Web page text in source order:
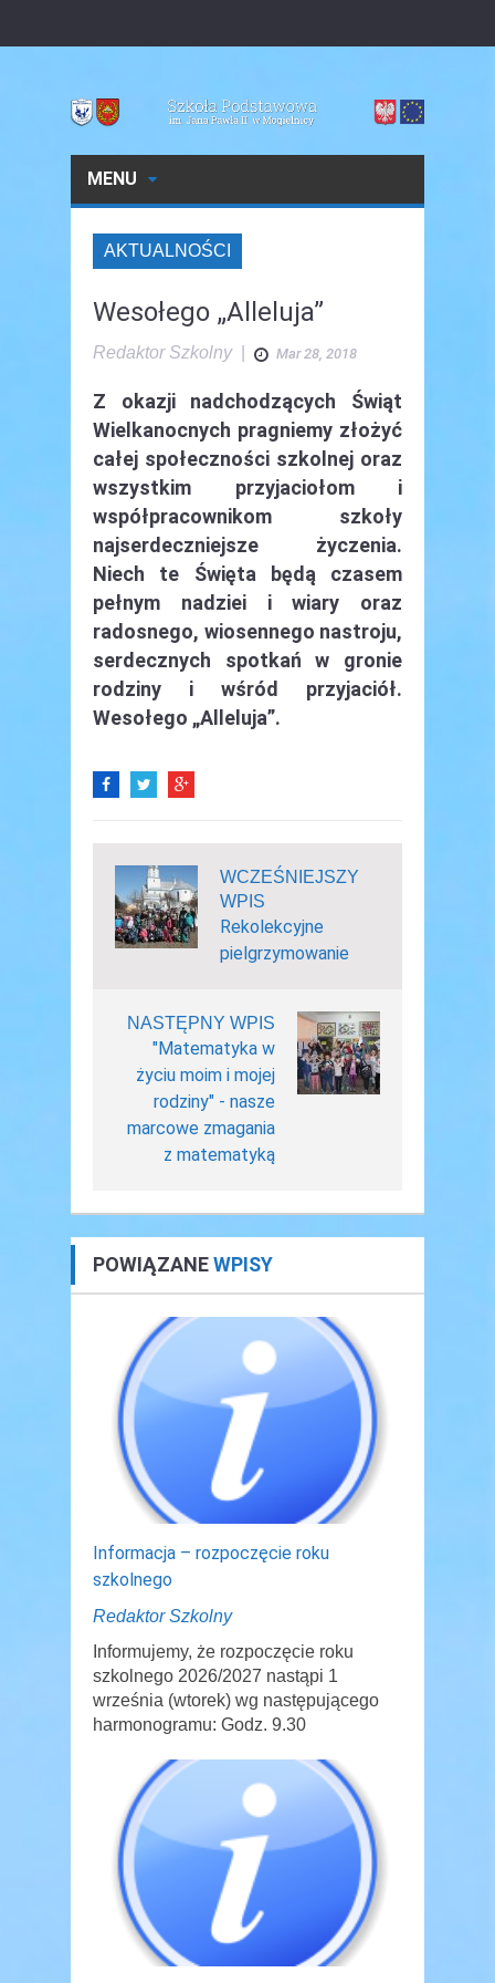
MENU
AKTUALNOŚCI
Wesołego „Alleluja”
Redaktor Szkolny| Mar 28, 2018
Z okazji nadchodzących Świąt
Wielkanocnych pragniemy złożyć
całej społeczności szkolnej oraz
wszystkim przyjaciołom i
współpracownikom szkoły
najserdeczniejsze życzenia.
Niech te Święta będą czasem
pełnym nadziei i wiary oraz
radosnego, wiosennego nastroju,
serdecznych spotkań w gronie
rodziny i wśród przyjaciół.
Wesołego „Alleluja”.
WCZEŚNIEJSZY
WPIS
Rekolekcyjne
pielgrzymowanie
NASTĘPNY WPIS
"Matematyka w
życiu moim i mojej
rodziny" - nasze
marcowe zmagania
z matematyką
POWIĄZANEWPISY
Informacja – rozpoczęcie roku
szkolnego
Redaktor Szkolny
Informujemy, że rozpoczęcie roku
szkolnego 2026/2027 nastąpi 1
września (wtorek) wg następującego
harmonogramu: Godz. 9.30